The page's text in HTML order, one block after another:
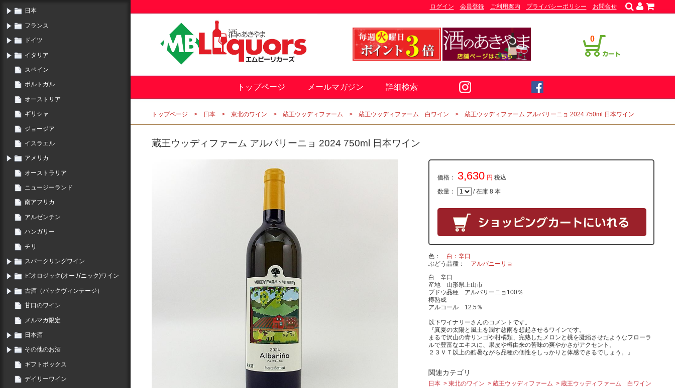
日本
フランス
ドイツ
イタリア
スペイン
ポルトガル
オーストリア
ギリシャ
ジョージア
イスラエル
アメリカ
オーストラリア
ニュージーランド
南アフリカ
アルゼンチン
ハンガリー
チリ
スパークリングワイン
ビオロジック(オーガニック)ワイン
古酒（バックヴィンテージ）
甘口のワイン
メルマガ限定
日本酒
その他のお酒
ギフトボックス
デイリーワイン
0
ログイン 会員登録 ご利用案内 プライバシーポリシー お問合せ
トップページ メールマガジン 詳細検索
トップページ 日本 東北のワイン 蔵王ウッディファーム 蔵王ウッディファーム 白ワイン 蔵王ウッディファーム アルバリーニョ 2024 750ml 日本ワイン
蔵王ウッディファーム アルバリーニョ 2024 750ml 日本ワイン
価格： 3,630 円 税込
数量： / 在庫 8 本
色
白：辛口
ぶどう品種
アルバニーリョ
白 辛口
産地 山形県上山市
ブドウ品種 アルバリーニョ100％
樽熟成
アルコール 12.5％
以下ワイナリーさんのコメントです。
『真夏の太陽と風土を潤す慈雨を想起させるワインです。
まるで沢山の青リンゴや柑橘類、完熟したメロンと桃を凝縮させたようなフローラ
ルで豊富なエキスに、果皮や樽由来の苦味の爽やかさがアクセント。
２３ＶＴ以上の酷暑ながら品種の個性をしっかりと体感できるでしょう。』
関連カテゴリ
日本 東北のワイン 蔵王ウッディファーム 蔵王ウッディファーム 白ワイン